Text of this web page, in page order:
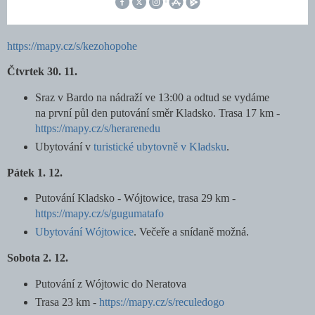
https://mapy.cz/s/kezohopohe
Čtvrtek 30. 11.
Sraz v Bardo na nádraží ve 13:00 a odtud se vydáme
na první půl den putování směr Kladsko. Trasa 17 km -
https://mapy.cz/s/herarenedu
Ubytování v turistické ubytovně v Kladsku.
Pátek 1. 12.
Putování Kladsko - Wójtowice, trasa 29 km -
https://mapy.cz/s/gugumatafo
Ubytování Wójtowice. Večeře a snídaně možná.
Sobota 2. 12.
Putování z Wójtowic do Neratova
Trasa 23 km - https://mapy.cz/s/reculedogo